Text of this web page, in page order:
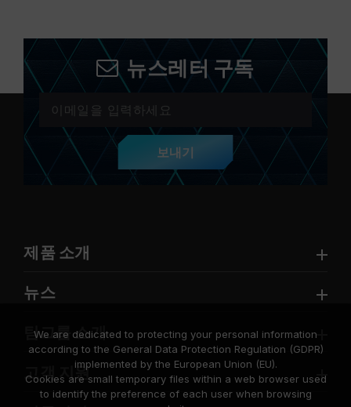
뉴스레터 구독
보내기
제품 소개
뉴스
팀그룹 소개
고객 지원
We are dedicated to protecting your personal information
according to the General Data Protection Regulation (GDPR)
implemented by the European Union (EU).
Cookies are small temporary files within a web browser used
to identify the preference of each user when browsing